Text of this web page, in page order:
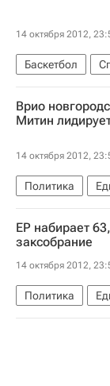
14 октября 2012,
Баскетбол
Единая лига ВТБ
Нимбурк
Врио
Митин
14 октября 2012,
Политика
ЕР набирает
заксобрание
14 октября 2012,
Политика